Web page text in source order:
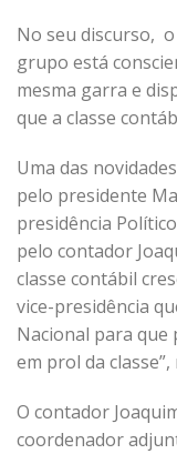
No seu discurso,
grupo está
mesma garra e
que a classe
Uma das
pelo presidente
presidência
pelo contador
classe contábil
vice-presidência
Nacional para
em prol da
O contador
coordenador